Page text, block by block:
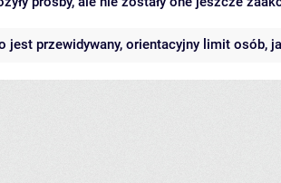
jest przewidywany, orientacyjny limit osób,